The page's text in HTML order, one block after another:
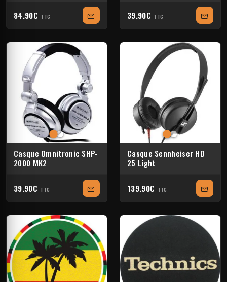
84.90€ TTC 39.90€ TTC
Casque Omnitronic SHP-
2000 MK2
39.90€ TTC
Casque Sennheiser HD
25 Light
139.90€ TTC